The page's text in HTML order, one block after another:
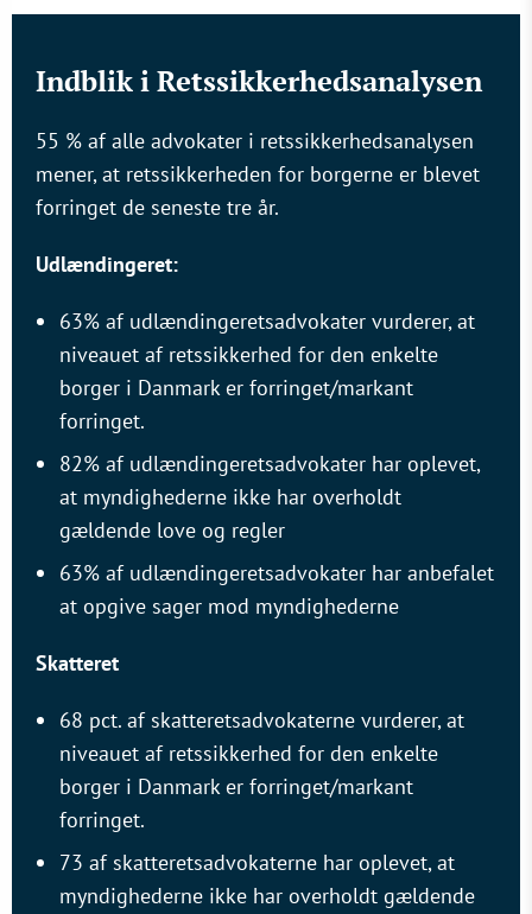
Indblik i Retssikkerhedsanalysen
55 % af alle advokater i retssikkerhedsanalysen
mener, at retssikkerheden for borgerne er blevet
forringet de seneste tre år.
Udlændingeret:
63% af udlændingeretsadvokater vurderer, at
niveauet af retssikkerhed for den enkelte
borger i Danmark er forringet/markant
forringet.
82% af udlændingeretsadvokater har oplevet,
at myndighederne ikke har overholdt
gældende love og regler
63% af udlændingeretsadvokater har anbefalet
at opgive sager mod myndighederne
Skatteret
68 pct. af skatteretsadvokaterne vurderer, at
niveauet af retssikkerhed for den enkelte
borger i Danmark er forringet/markant
forringet.
73 af skatteretsadvokaterne har oplevet, at
myndighederne ikke har overholdt gældende